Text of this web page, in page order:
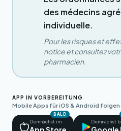
des médecins
individuelle.
Pour les risques et
notice et consultez
pharmacien.
APP IN VORBEREITUNG
Mobile Apps für iOS & Android folgen
BALD
Demnächst im Demnächst